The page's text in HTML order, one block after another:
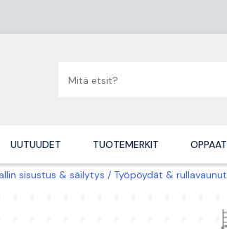
UUTUUDET TUOTEMERKIT OPPAAT
sisustus & säilytys Työpöydät & rullavaunut